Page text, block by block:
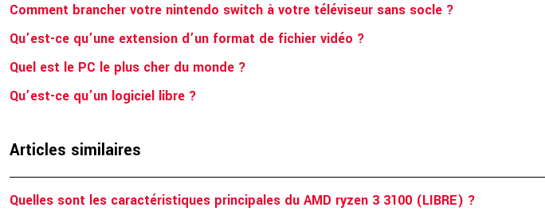
Comment brancher votre nintendo switch à votre téléviseur sans socle ?
Qu’est-ce qu’une extension d’un format de fichier vidéo ?
Quel est le PC le plus cher du monde ?
Qu’est-ce qu’un logiciel libre ?
Articles similaires
Quelles sont les caractéristiques principales du AMD ryzen 3 3100 (LIBRE) ?